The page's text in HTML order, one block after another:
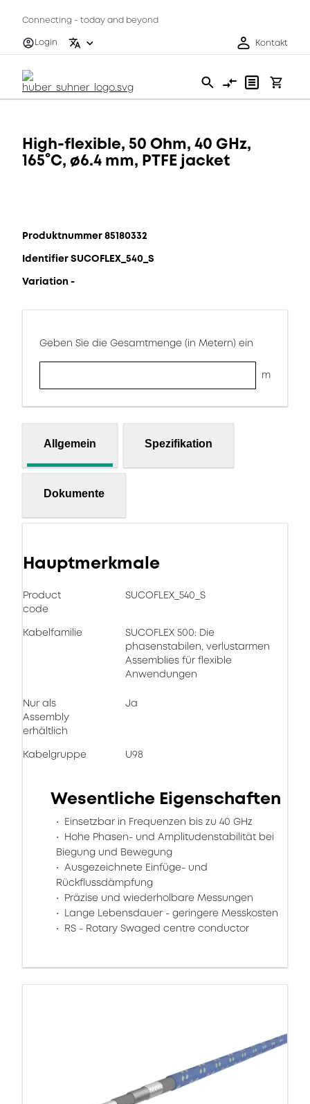
Connecting - today and beyond
Login
Kontakt
High-flexible, 50 Ohm, 40 GHz,
165°C, ø6.4 mm, PTFE jacket
Produktnummer 85180332
Identifier SUCOFLEX_540_S
Variation -
Geben Sie die Gesamtmenge (in Metern) ein
m
Allgemein Spezifikation
Dokumente
Hauptmerkmale
Product
code
SUCOFLEX_540_S
Kabelfamilie
SUCOFLEX 500: Die
phasenstabilen, verlustarmen
Assemblies für flexible
Anwendungen
Nur als
Assembly
erhältlich
Ja
Kabelgruppe U98
Wesentliche Eigenschaften
Einsetzbar in Frequenzen bis zu 40 GHz
Hohe Phasen- und Amplitudenstabilität bei
Biegung und Bewegung
Ausgezeichnete Einfüge- und
Rückflussdämpfung
Präzise und wiederholbare Messungen
Lange Lebensdauer - geringere Messkosten
RS - Rotary Swaged centre conductor